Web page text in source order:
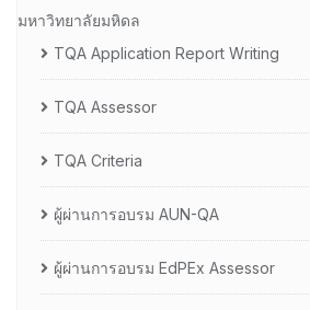
มหาวิทยาลัยมหิดล
TQA Application Report Writing
TQA Assessor
TQA Criteria
ผู้ผ่านการอบรม AUN-QA
ผู้ผ่านการอบรม EdPEx Assessor